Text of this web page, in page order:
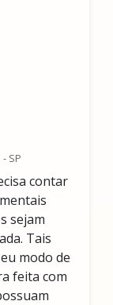
SP
contar
sejam
Tais
modo de
feita com